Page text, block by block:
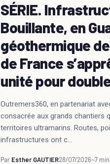
SÉRIE.
Bouillante, en
géothermique
de France
unité pour
Outremers360, en partenariat
consacrée aux grands chantiers
territoires ultramarins. Routes,
infrastructures ont c...
Par Esther GAUTIER28/07/2026~7